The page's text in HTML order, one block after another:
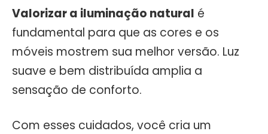
Valorizar a iluminação natural é
fundamental para que as cores e os
móveis mostrem sua melhor versão. Luz
suave e bem distribuída amplia a
sensação de conforto.
Com esses cuidados, você cria um